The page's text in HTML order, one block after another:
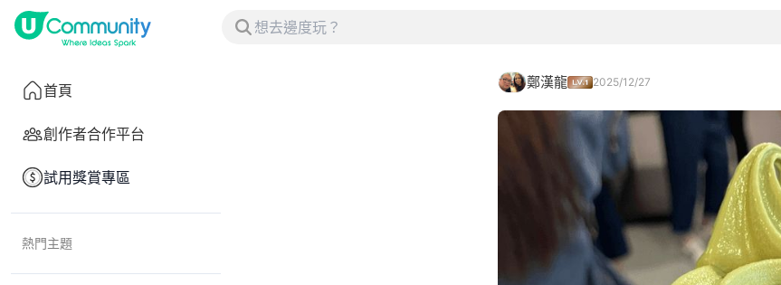
首頁
創作者合作平台
試用獎賞專區
熱門主題
鄭漢龍 2025/12/27